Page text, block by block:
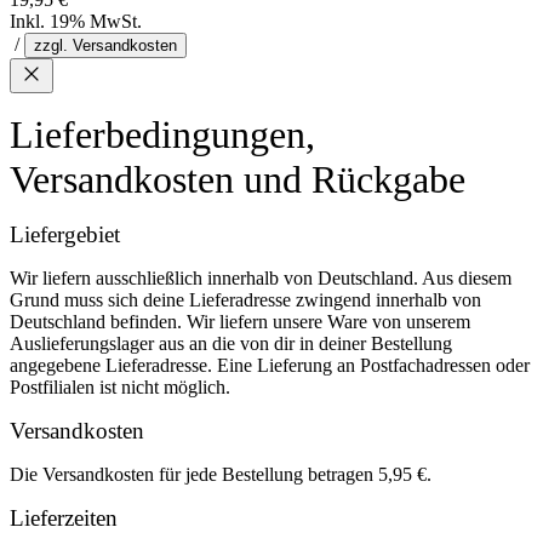
Inkl. 19% MwSt.
/
zzgl. Versandkosten
Lieferbedingungen,
Versandkosten und Rückgabe
Liefergebiet
Wir liefern ausschließlich innerhalb von Deutschland. Aus diesem
Grund muss sich deine Lieferadresse zwingend innerhalb von
Deutschland befinden. Wir liefern unsere Ware von unserem
Auslieferungslager aus an die von dir in deiner Bestellung
angegebene Lieferadresse. Eine Lieferung an Postfachadressen oder
Postfilialen ist nicht möglich.
Versandkosten
Die Versandkosten für jede Bestellung betragen 5,95 €.
Lieferzeiten